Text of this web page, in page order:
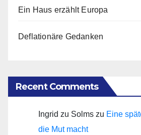
Ein Haus erzählt Europa
Deflationäre Gedanken
Recent Comments
Ingrid zu Solms zu Eine
die Mut macht